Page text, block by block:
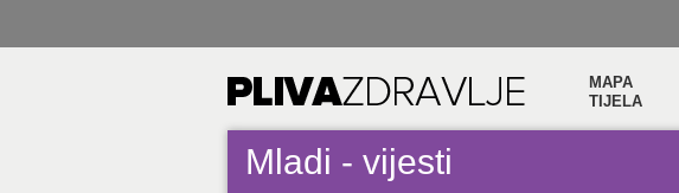
MAPA
TIJELA
Mladi - vijesti